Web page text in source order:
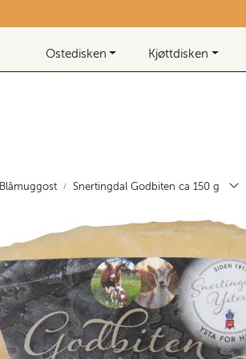
Ostedisken Kjøttdisken
Blåmuggost Snertingdal Godbiten ca 150 g